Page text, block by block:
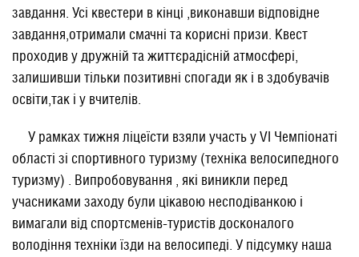
завдання. Усі квестери в кінці ,виконавши відповідне
завдання,отримали смачні та корисні призи. Квест
проходив у дружній та життєрадісній атмосфері,
залишивши тільки позитивні спогади як і в здобувачів
освіти,так і у вчителів.
У рамках тижня ліцеїсти взяли участь у VI Чемпіонаті
області зі спортивного туризму (техніка велосипедного
туризму) . Випробовування , які виникли перед
учасниками заходу були цікавою несподіванкою і
вимагали від спортсменів-туристів досконалого
володіння техніки їзди на велосипеді. У підсумку наша